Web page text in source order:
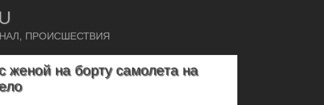
ПРОИСШЕСТВИЯ
женой на борту самолета на